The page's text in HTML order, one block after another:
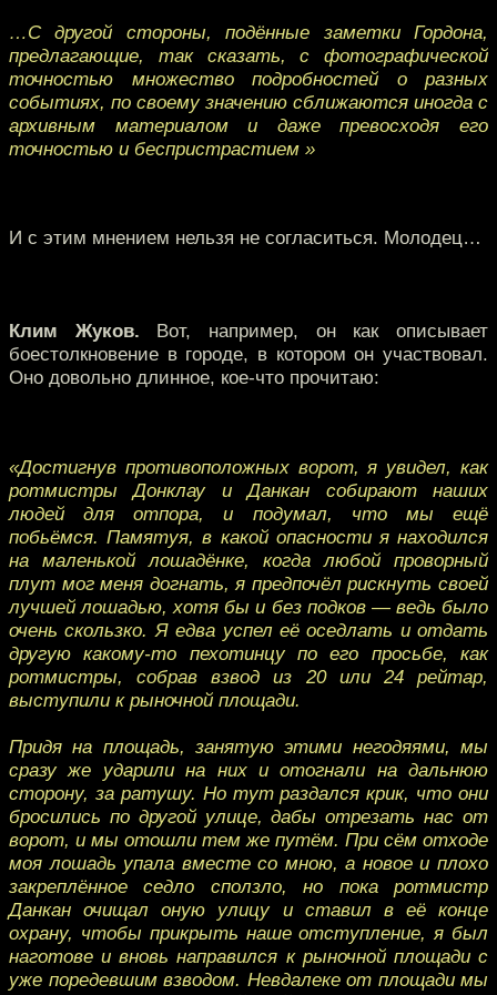
…С другой стороны, подённые заметки Гордона,
предлагающие, так сказать, с фотографической
точностью множество подробностей о разных
событиях, по своему значению сближаются иногда с
архивным материалом и даже превосходя его
точностью и беспристрастием »
И с этим мнением нельзя не согласиться. Молодец…
Клим Жуков. Вот, например, он как описывает
боестолкновение в городе, в котором он участвовал.
Оно довольно длинное, кое-что прочитаю:
«Достигнув противоположных ворот, я увидел, как
ротмистры Донклау и Данкан собирают наших
людей для отпора, и подумал, что мы ещё
побьёмся. Памятуя, в какой опасности я находился
на маленькой лошадёнке, когда любой проворный
плут мог меня догнать, я предпочёл рискнуть своей
лучшей лошадью, хотя бы и без подков — ведь было
очень скользко. Я едва успел её оседлать и отдать
другую какому-то пехотинцу по его просьбе, как
ротмистры, собрав взвод из 20 или 24 рейтар,
выступили к рыночной площади.
Придя на площадь, занятую этими негодяями, мы
сразу же ударили на них и отогнали на дальнюю
сторону, за ратушу. Но тут раздался крик, что они
бросились по другой улице, дабы отрезать нас от
ворот, и мы отошли тем же путём. При сём отходе
моя лошадь упала вместе со мною, а новое и плохо
закреплённое седло сползло, но пока ротмистр
Данкан очищал оную улицу и ставил в её конце
охрану, чтобы прикрыть наше отступление, я был
наготове и вновь направился к рыночной площади с
уже поредевшим взводом. Невдалеке от площади мы